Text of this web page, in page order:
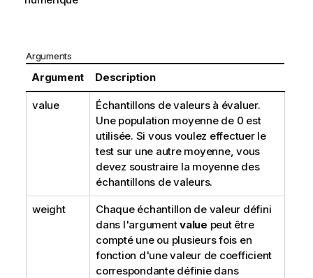
Arguments
Argument Description
value
Échantillons de valeurs à évaluer.
Une population moyenne de 0 est
utilisée. Si vous voulez effectuer le
test sur une autre moyenne, vous
devez soustraire la moyenne des
échantillons de valeurs.
weight
Chaque échantillon de valeur défini
dans l'argumentvalue peut être
compté une ou plusieurs fois en
fonction d'une valeur de coefficient
correspondante définie dans